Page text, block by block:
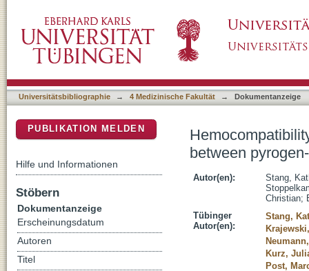
induced hemostatic activation
Universitätsbibliographie → 4 Medizinische Fakultät → Dokumentanzeige
between
Autor(en):
Stang,
Christian;
Tübinger
Autor(en):
Stang,
Kurz,
Post,
PUBLIKATION MELDEN
Hilfe und Informationen
Stöbern
Dokumentanzeige
Erscheinungsdatum
Autoren
Titel